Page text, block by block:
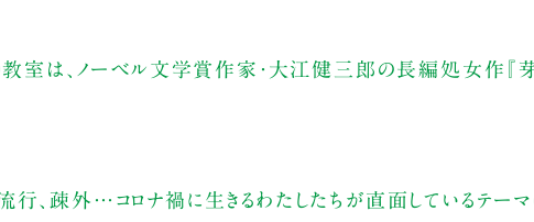
教室は、ノーベル文学賞作家・大江健三郎の長編処女作『
、疎外…コロナ禍に生きるわたしたちが直面しているテーマ